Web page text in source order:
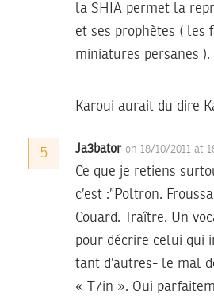
la SHIA permet la
et ses prophètes ( les
miniatures persanes ).
Karoui aurait du dire
5 Ja3bator on 18/10/2011 at
Ce que je retiens
c’est :”Poltron.
Couard. Traître. Un
pour décrire celui qui
tant d’autres- le mal
« T7in ». Oui